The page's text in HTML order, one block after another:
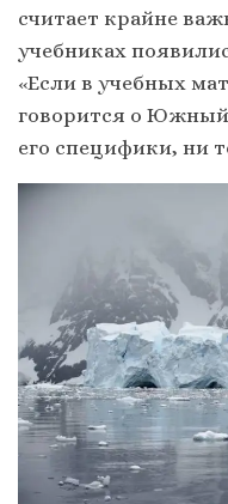
считает крайне
учебниках
«Если в учебных
говорится о Южный
его специфики, ни